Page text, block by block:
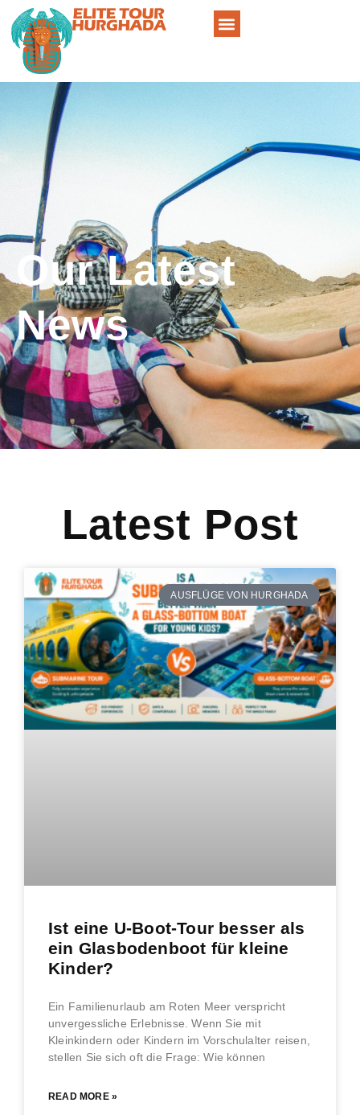
Our Latest
News
Latest Post
AUSFLÜGE VON HURGHADA
Ist eine U-Boot-Tour besser als
ein Glasbodenboot für kleine
Kinder?
Ein Familienurlaub am Roten Meer verspricht
unvergessliche Erlebnisse. Wenn Sie mit
Kleinkindern oder Kindern im Vorschulalter reisen,
stellen Sie sich oft die Frage: Wie können
READ MORE »